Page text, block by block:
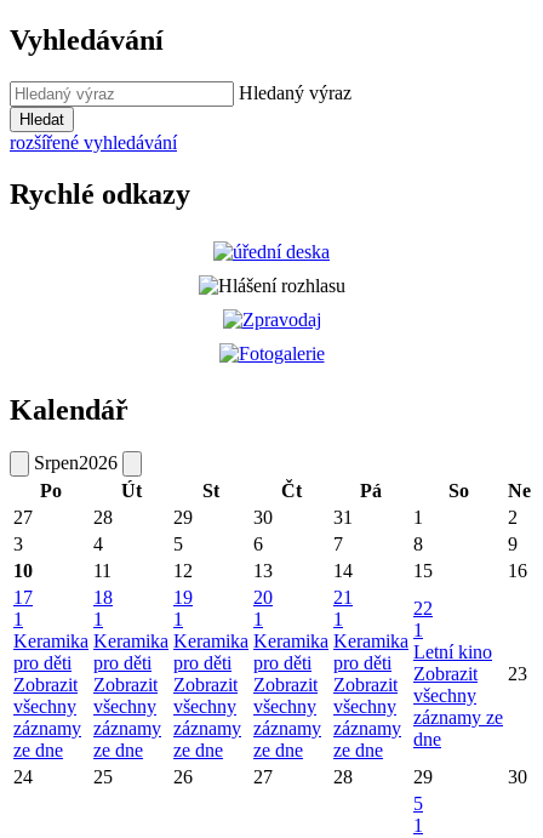
Vyhledávání
Hledaný výraz
Hledat
rozšířené vyhledávání
Rychlé odkazy
Kalendář
Srpen2026
Po
Út St Čt Pá So
Ne
27
28 29 30 31 1
2
3
4 5 6 7 8
9
10
11 12 13 14 15
16
17
1
Keramika
pro děti
Zobrazit
všechny
záznamy
ze dne
18
1
Keramika
pro děti
Zobrazit
všechny
záznamy
ze dne
19
1
Keramika
pro děti
Zobrazit
všechny
záznamy
ze dne
20
1
Keramika
pro děti
Zobrazit
všechny
záznamy
ze dne
21
1
Keramika
pro děti
Zobrazit
všechny
záznamy
ze dne
22
1
Letní kino
Zobrazit
všechny
záznamy ze
dne
23
24 25 26 27 28 29 30
5
1